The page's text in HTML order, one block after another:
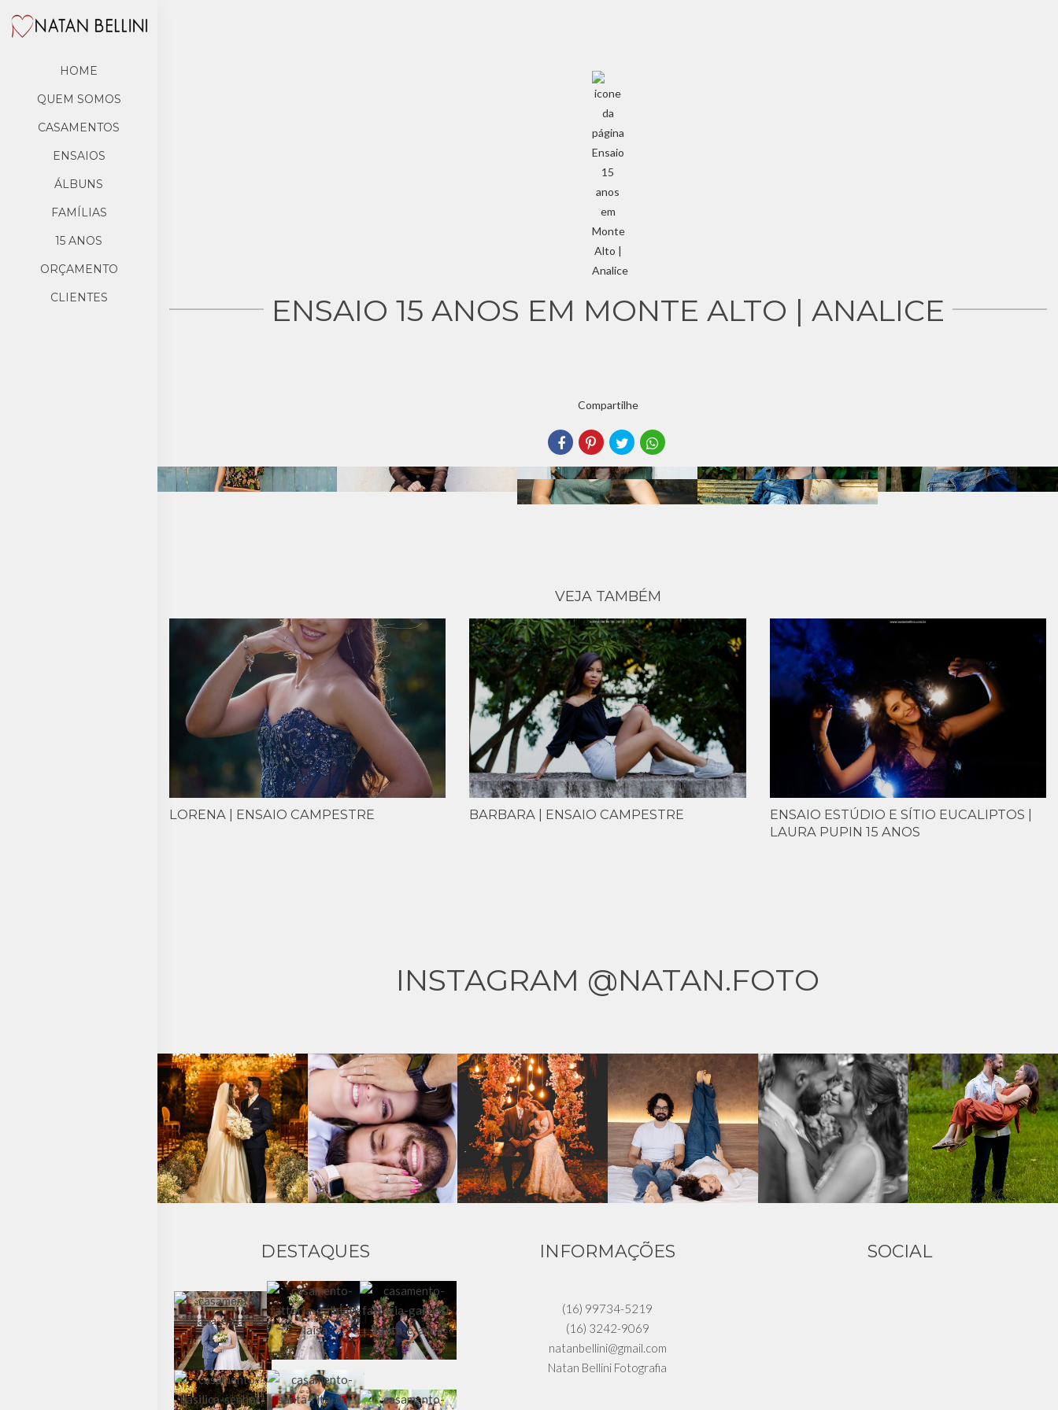
HOME
QUEM SOMOS
CASAMENTOS
ENSAIOS
ÁLBUNS
FAMÍLIAS
15 ANOS
ORÇAMENTO
CLIENTES
ENSAIO 15 ANOS EM MONTE ALTO | ANALICE
Compartilhe
VEJA TAMBÉM
LORENA | ENSAIO CAMPESTRE BARBARA | ENSAIO CAMPESTRE
ENSAIO ESTÚDIO E SÍTIO EUCALIPTOS |
LAURA PUPIN 15 ANOS
INSTAGRAM @NATAN.FOTO
DESTAQUES INFORMAÇÕES
(16) 99734-5219
(16) 3242-9069
natanbellini@gmail.com
Natan Bellini Fotografia
SOCIAL